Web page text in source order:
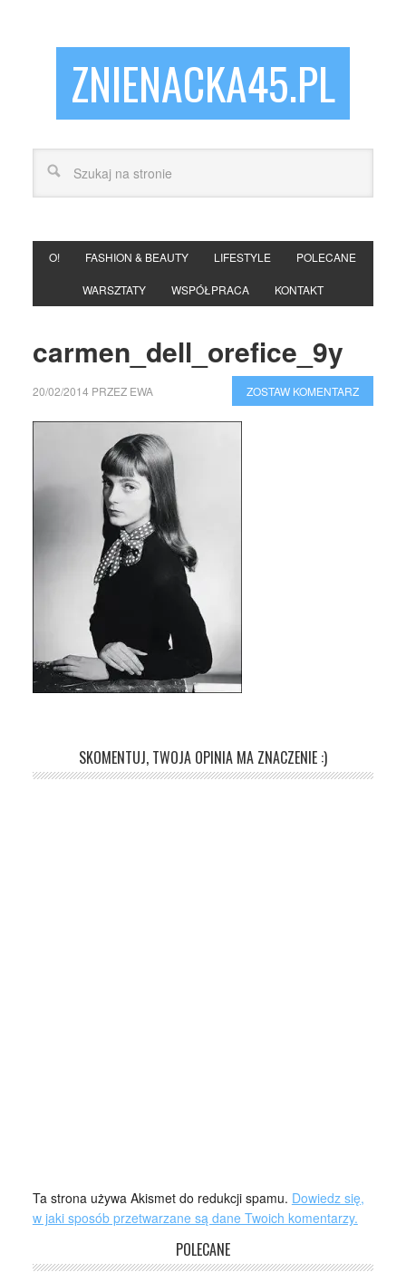
ZNIENACKA45.PL
O! FASHION & BEAUTY LIFESTYLE POLECANE
WARSZTATY WSPÓŁPRACA KONTAKT
carmen_dell_orefice_9y
20/02/2014 PRZEZ EWA ZOSTAW KOMENTARZ
SKOMENTUJ, TWOJA OPINIA MA ZNACZENIE :)
Ta strona używa Akismet do redukcji spamu. Dowiedz się,
w jaki sposób przetwarzane są dane Twoich komentarzy.
POLECANE